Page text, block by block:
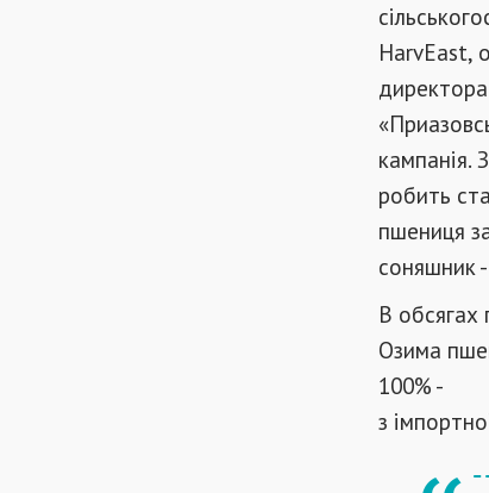
HarvEast,
кампанія.
робить
пшениця
соняшник
В обсягах
Озима
100% -
з